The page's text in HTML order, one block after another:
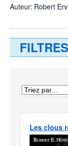
Auteur: Robert
FILTRES
Les clous